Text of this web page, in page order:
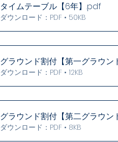
タイムテーブル【6年】 .pdf
ダウンロード：PDF • 50KB
グラウンド割付【第一グラウン
ダウンロード：PDF • 12KB
グラウンド割付【第二グラウン
ダウンロード：PDF • 8KB